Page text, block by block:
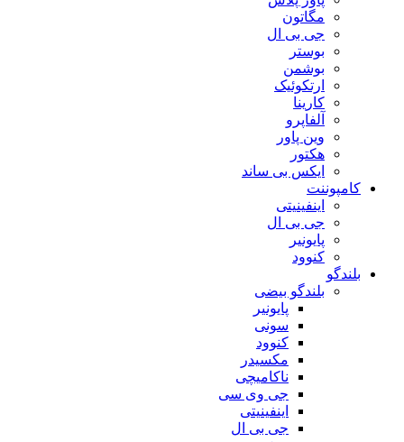
مگاتون
جی بی ال
بوستر
بوشمن
ارتکوئیک
کارینا
آلفاپرو
وین پاور
هکتور
ایکس بی ساند
کامپوننت
اینفینیتی
جی بی ال
پایونیر
کنوود
بلندگو
بلندگو بیضی
پایونیر
سونی
کنوود
مکسیدر
ناکامیچی
جی وی سی
اینفینیتی
جی بی ال